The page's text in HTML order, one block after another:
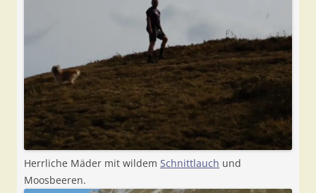
Herrliche Mäder mit wildem Schnittlauch und
Moosbeeren.